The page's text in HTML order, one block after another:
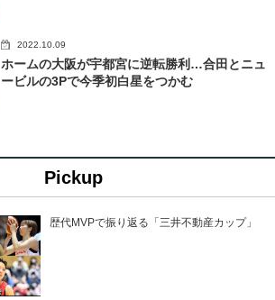
2022.10.09
ホームの大阪が宇都宮に逆転勝利…合田とニュ
ービルの3Pで今季初白星をつかむ
Pickup
歴代MVPで振り返る「三井不動産カップ」